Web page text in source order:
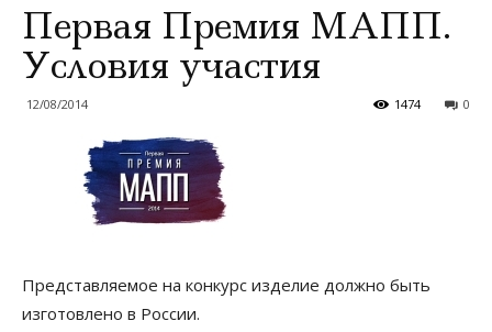
Первая Премия МАПП.
Условия участия
12/08/2014 0
1474
Представляемое на конкурс изделие должно быть
изготовлено в России.